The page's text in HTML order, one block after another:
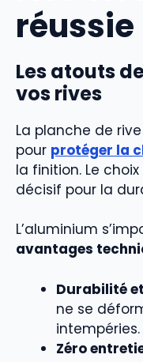
réussie
Les atouts
vos rives
La planche de
pour protéger la
la finition. Le
décisif pour la
L’aluminium
avantages
Durabilité
ne se
intempéries.
Zéro